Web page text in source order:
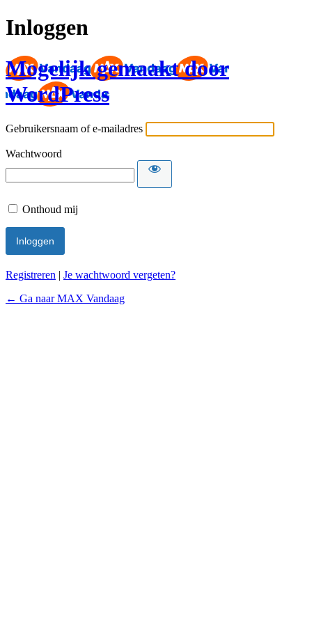
Inloggen
Mogelijk gemaakt door
WordPress
Gebruikersnaam of e-mailadres
Wachtwoord
Onthoud mij
Registreren | Je wachtwoord vergeten?
← Ga naar MAX Vandaag